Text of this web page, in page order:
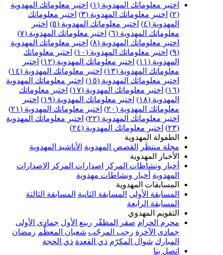
معلوماتك المهدوية (١)
اختبر معلوماتك المهدوية
اختبر معلوماتك المهدوية (٣)
اختبر معلوماتك
اختبر معلوماتك المهدوية (٥)
اختبر
المهدوية (٦)
اختبر معلوماتك المهدوية (٧)
معلوماتك المهدوية (٨)
اختبر معلوماتك المهدوية
اختبر معلوماتك المهدوية (١٠)
اختبر معلوماتك
اختبر معلوماتك المهدوية (١٢)
اختبر
المهدوية (١٣)
اختبر معلوماتك المهدوية (١٤)
معلوماتك المهدوية (١٥)
اختبر معلوماتك المهدوية
اختبر معلوماتك المهدوية (١٧)
اختبر معلوماتك
اختبر معلوماتك المهدوية (١٩)
اختبر
المهدوية (٢٠)
اختبر معلوماتك المهدوية (٢١)
معلوماتك المهدوية (٢٢)
اختبر معلوماتك المهدوية
اختبر معلوماتك المهدوية (٢٤)
المهدوية
منتظَر
القصص المهدوية الأناشيد المهدوية
المهدوية
ونشاطات المركز اصدارات المركز الإصدارات
أخبار ونشاطات مهدوية
المهدوية
الأولى المسابقة الثانية المسابقة الثالثة
الرابعة
المهدوي
الحرام
صفر المظفّر ربيع الأول جمادى الأولى
رجب المرجّب شعبان المعظّم رمضان
شوال المكرّم ذي القعدة ذي الحجة